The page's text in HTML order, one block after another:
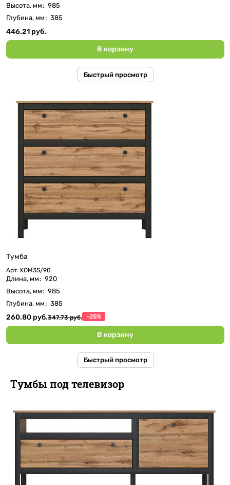
Высота, мм: 985
Глубина, мм: 385
446.21 руб.
В корзину
Быстрый просмотр
Тумба
Арт. KOM3S/90
Длина, мм: 920
Высота, мм: 985
Глубина, мм: 385
260.80 руб.347.73 руб. -25%
В корзину
Быстрый просмотр
Тумбы под телевизор